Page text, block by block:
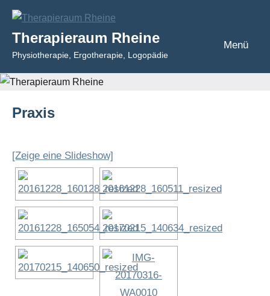
Zum
Inhalt
springen
Therapieraum Rheine
Physiotherapie, Ergotherapie, Logopädie
Menü
Praxis
[Zeige eine Slideshow]